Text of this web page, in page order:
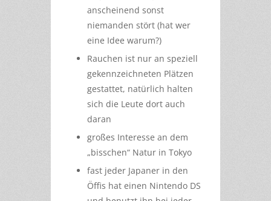
anscheinend sonst
niemanden stört (hat wer
eine Idee warum?)
Rauchen ist nur an speziell
gekennzeichneten Plätzen
gestattet, natürlich halten
sich die Leute dort auch
daran
großes Interesse an dem
„bisschen“ Natur in Tokyo
fast jeder Japaner in den
Öffis hat einen Nintendo DS